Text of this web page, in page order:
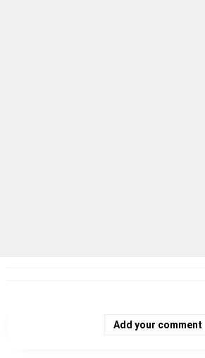
Add your comment